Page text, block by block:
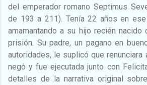
del emperador romano Septimus
de 193 a 211). Tenía 22 años en
amamantando a su hijo recién nacido
prisión. Su padre, un pagano en
autoridades, le suplicó que
negó y fue ejecutada junto con
detalles de la narrativa original